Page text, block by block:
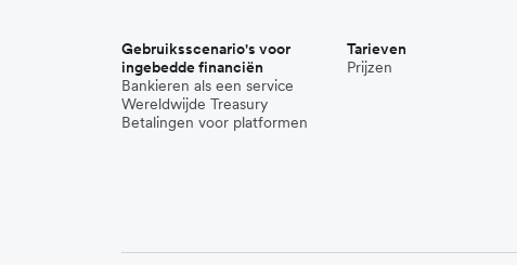
Gebruiksscenario's voor
ingebedde financiën
Bankieren als een service
Wereldwijde Treasury
Betalingen voor platformen
Tarieven
Prijzen